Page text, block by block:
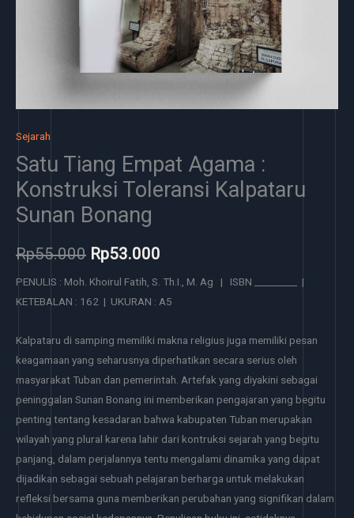
Sejarah
Satu Tiang Empat Agama :
Konstruksi Toleransi Kalpataru
Sunan Bonang
Rp55.000 Rp53.000
PENULIS : Moh. Khoirul Fatih, S. Th.I., M. Ag | ISBN _________ |
KETEBALAN : 162 | UKURAN : A5
Kalpataru di samping memiliki makna religius juga memiliki pesan
keagamaan yang seharusnya diperhatikan secara serius oleh
masyarakat Tuban dan pemerintah. Artefak yang diyakini sebagai
peninggalan Sunan Bonang ini memberikan pengajaran yang begitu
penting tentang kesadaran bahwa kabupaten Tuban merupakan
wilayah yang plural karena lahir dari kontruksi sejarah yang begitu
panjang, dalam perjalannya tentu mengalami dinamika yang dapat
dijadikan sebagai sebuah pelajaran berharga untuk melakukan
refleksi bersama guna memberikan perubahan yang signifikan dalam